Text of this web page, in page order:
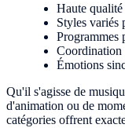
Haute qualité
Styles variés
Programmes
Coordination
Émotions
Qu'il s'agisse de
d'animation ou de
catégories offrent